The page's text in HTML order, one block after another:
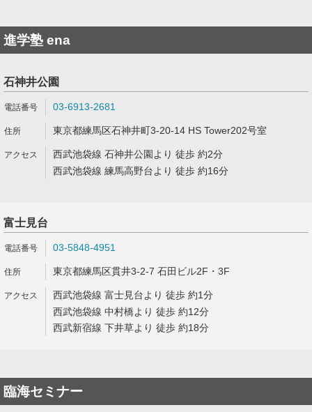
進学塾 ena
石神井公園
03-6913-2681
東京都練馬区石神井町3-20-14 HS Tower202号室
西武池袋線 石神井公園より 徒歩 約2分
西武池袋線 練馬高野台より 徒歩 約16分
富士見台
03-5848-4951
東京都練馬区貫井3-2-7 石田ビル2F・3F
西武池袋線 富士見台より 徒歩 約1分
西武池袋線 中村橋より 徒歩 約12分
西武新宿線 下井草より 徒歩 約18分
臨海セミナー